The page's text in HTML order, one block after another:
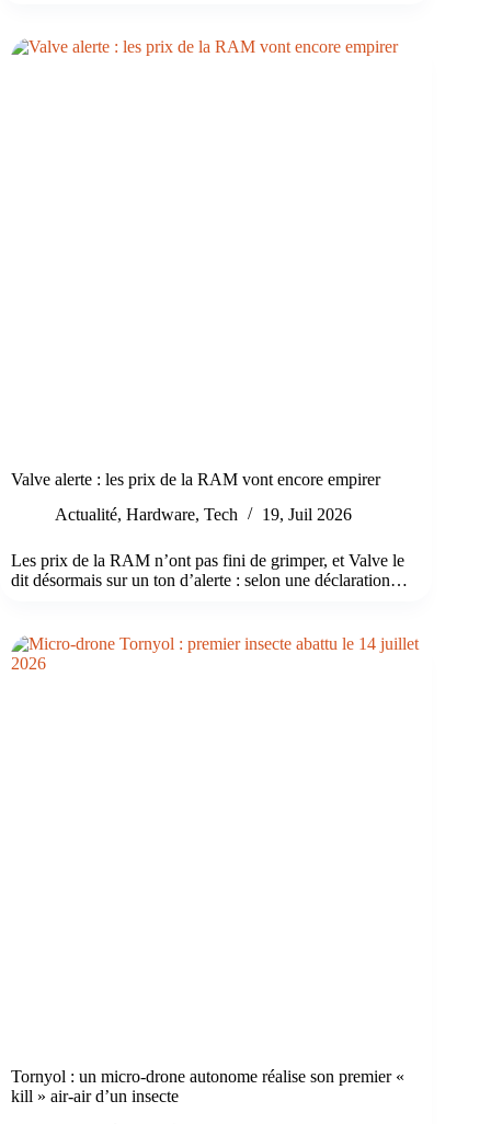
Valve alerte : les prix de la RAM vont encore empirer
Actualité, Hardware, Tech 19, Juil 2026
Les prix de la RAM n’ont pas fini de grimper, et Valve le
dit désormais sur un ton d’alerte : selon une déclaration…
Tornyol : un micro-drone autonome réalise son premier «
kill » air-air d’un insecte